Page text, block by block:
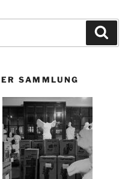
SAMMLUNG